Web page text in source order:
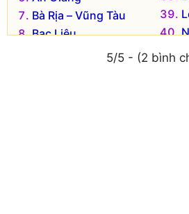
Bà Rịa – Vũng Tàu
Bạc Liêu
5/5 - (2 bình